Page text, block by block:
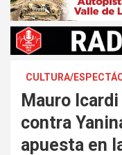
CULTURA/
Mauro
contra
apuesta en